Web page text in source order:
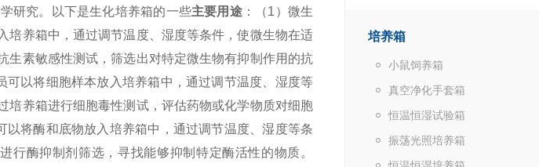
培养箱
小鼠饲养箱
真空净化手套箱
恒温恒湿试验箱
振荡光照培养箱
研究。以下是生化培养箱的一些主要用途：
（1）微生
培养箱中，通过调节温度、湿度等条件，使微生物在适
生素敏感性测试，筛选出对特定微生物有抑制作用的抗
可以将细胞样本放入培养箱中，通过调节温度、湿度等
培养箱进行细胞毒性测试，评估药物或化学物质对细胞
以将酶和底物放入培养箱中，通过调节温度、湿度等条
酶抑制剂筛选，寻找能够抑制特定酶活性的物质。